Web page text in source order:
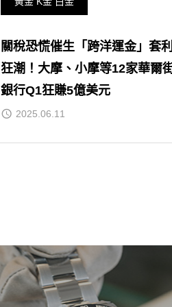
關稅恐慌催生「跨洋運金」套
狂潮！大摩、小摩等12家華爾
銀行Q1狂賺5億美元
2025.06.11